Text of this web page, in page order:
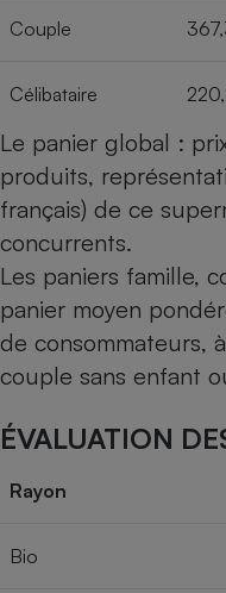
Couple
Célibataire
Le panier global :
produits,
français) de ce
concurrents.
Les paniers famille,
panier moyen
de consommateurs,
couple sans enfant
ÉVALUATION
Rayon
Bio